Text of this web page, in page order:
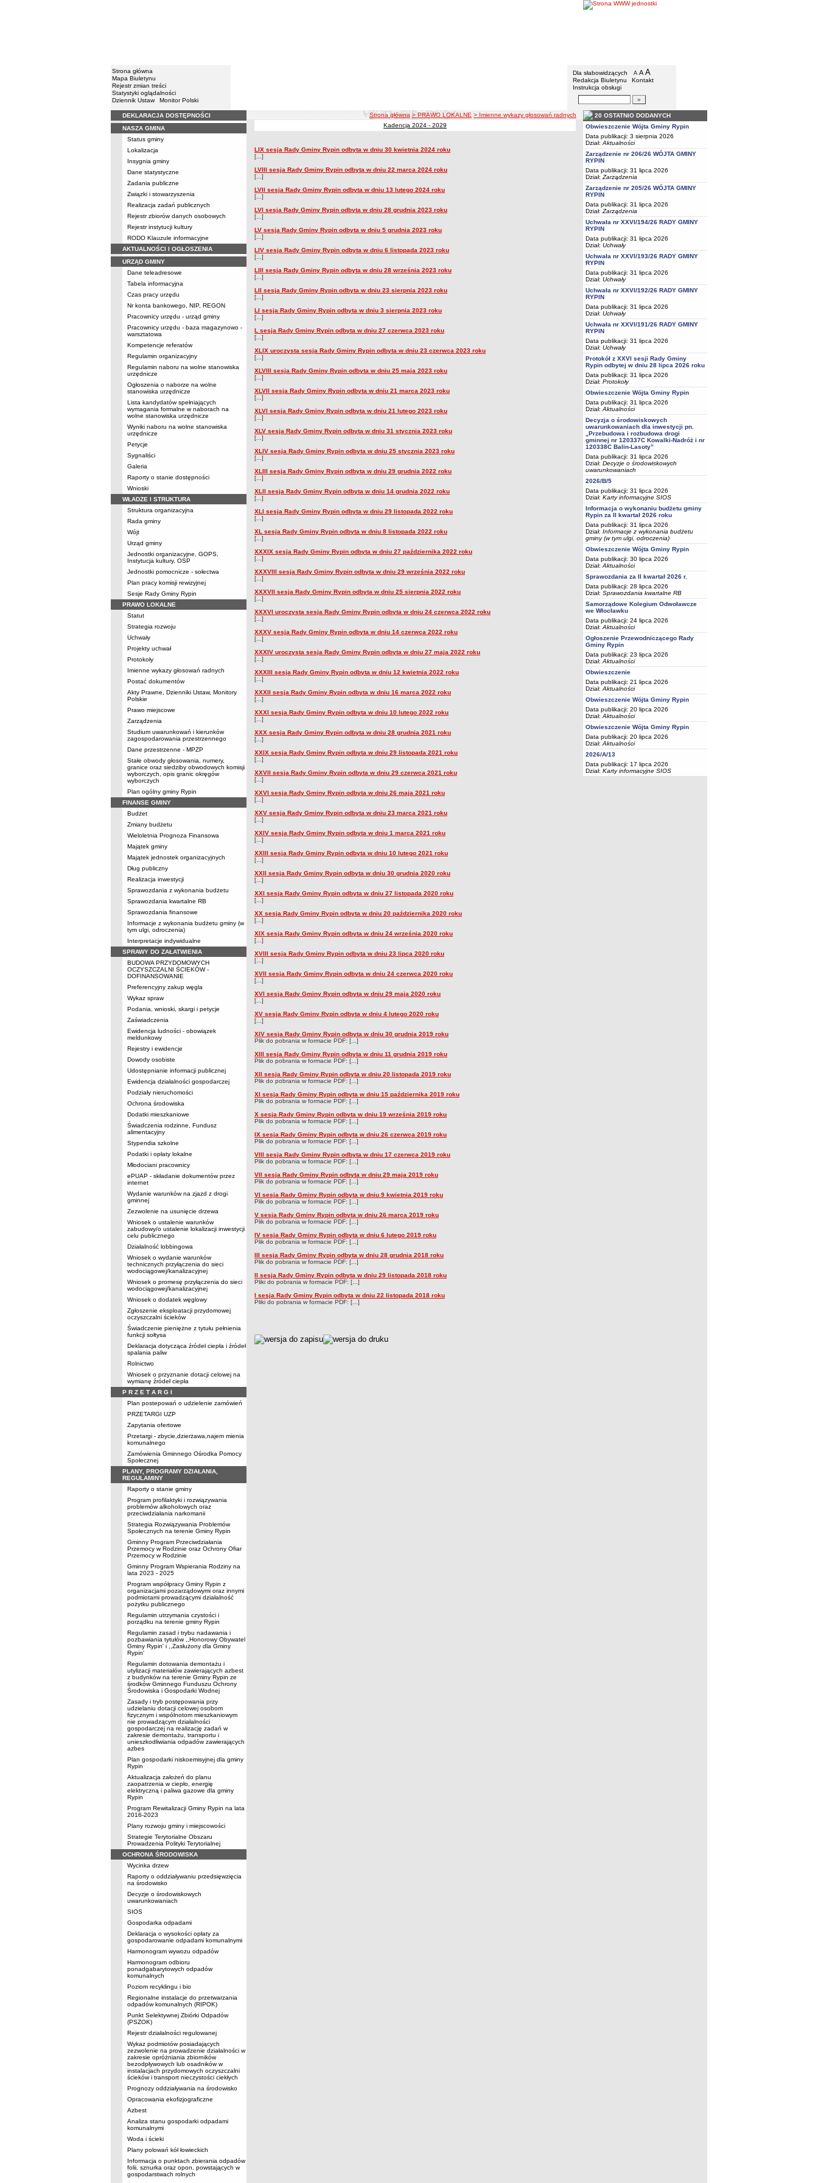
Strona główna
Mapa Biuletynu
Rejestr zmian treści
Statystyki oglądalności
Dziennik Ustaw
Monitor Polski
Gmina Rypin
Menu dodatkowe
Dla słabowidzących A pomniejsz czcionkę
A standardowy rozmiar czcionki
A
Redakcja Biuletynu
Kontakt
Instrukcja obsługi
Wyszukiwarka artykułów
Menu
DEKLARACJA DOSTĘPNOŚCI
NASZA GMINA
Status gminy
Lokalizacja
Insygnia gminy
Dane statystyczne
Zadania publiczne
Związki i stowarzyszenia
Realizacja zadań publicznych
Rejestr zbiorów danych osobowych
Rejestr instytucji kultury
RODO Klauzule informacyjne
AKTUALNOŚCI I OGŁOSZENIA
URZĄD GMINY
Dane teleadresowe
Tabela informacyjna
Czas pracy urzędu
Nr konta bankowego, NIP, REGON
Pracownicy urzędu - urząd gminy
Pracownicy urzędu - baza magazynowo -
warsztatowa
Kompetencje referatów
Regulamin organizacyjny
Regulamin naboru na wolne stanowiska
urzędnicze
Ogłoszenia o naborze na wolne
stanowiska urzędnicze
Lista kandydatów spełniających
wymagania formalne w naborach na
wolne stanowiska urzędnicze
Wyniki naboru na wolne stanowiska
urzędnicze
Petycje
Sygnaliści
Galeria
Raporty o stanie dostępności
Wnioski
WŁADZE I STRUKTURA
Struktura organizacyjna
Rada gminy
Wójt
Urząd gminy
Jednostki organizacyjne, GOPS,
Instytucja kultury, OSP
Jednostki pomocnicze - sołectwa
Plan pracy komisji rewizyjnej
Sesje Rady Gminy Rypin
PRAWO LOKALNE
Statut
Strategia rozwoju
Uchwały
Projekty uchwał
Protokoły
Imienne wykazy głosowań radnych
Postać dokumentów
Akty Prawne, Dzienniki Ustaw, Monitory
Polskie
Prawo miejscowe
Zarządzenia
Studium uwarunkowań i kierunków
zagospodarowania przestrzennego
Dane przestrzenne - MPZP
Stałe obwody głosowania, numery,
granice oraz siedziby obwodowych komisji
wyborczych, opis granic okręgów
wyborczych
Plan ogólny gminy Rypin
FINANSE GMINY
Budżet
Zmiany budżetu
Wieloletnia Prognoza Finansowa
Majątek gminy
Majątek jednostek organizacyjnych
Dług publiczny
Realizacja inwestycji
Sprawozdania z wykonania budżetu
Sprawozdania kwartalne RB
Sprawozdania finansowe
Informacje z wykonania budżetu gminy (w
tym ulgi, odroczenia)
Interpretacje indywidualne
SPRAWY DO ZAŁATWIENIA
BUDOWA PRZYDOMOWYCH
OCZYSZCZALNI ŚCIEKÓW -
DOFINANSOWANIE
Preferencyjny zakup węgla
Wykaz spraw
Podania, wnioski, skargi i petycje
Zaświadczenia
Ewidencja ludności - obowiązek
meldunkowy
Rejestry i ewidencje
Dowody osobiste
Udostępnianie informacji publicznej
Ewidencja działalności gospodarczej
Podziały nieruchomości
Ochrona środowiska
Dodatki mieszkaniowe
Świadczenia rodzinne, Fundusz
alimentacyjny
Stypendia szkolne
Podatki i opłaty lokalne
Młodociani pracownicy
ePUAP - składanie dokumentów przez
internet
Wydanie warunków na zjazd z drogi
gminnej
Zezwolenie na usunięcie drzewa
Wniosek o ustalenie warunków
zabudowy/o ustalenie lokalizacji inwestycji
celu publicznego
Działalność lobbingowa
Wniosek o wydanie warunków
technicznych przyłączenia do sieci
wodociągowej/kanalizacyjnej
Wniosek o promesę przyłączenia do sieci
wodociągowej/kanalizacyjnej
Wniosek o dodatek węglowy
Zgłoszenie eksploatacji przydomowej
oczyszczalni ścieków
Świadczenie pieniężne z tytułu pełnienia
funkcji sołtysa
Deklaracja dotycząca źródeł ciepła i źródeł
spalania paliw
Rolnictwo
Wniosek o przyznanie dotacji celowej na
wymianę źródeł ciepła
P R Z E T A R G I
Plan postepowań o udzielenie zamówień
PRZETARGI UZP
Zapytania ofertowe
Przetargi - zbycie,dzierżawa,najem mienia
komunalnego
Zamówienia Gminnego Ośrodka Pomocy
Społecznej
PLANY, PROGRAMY DZIAŁANIA,
REGULAMINY
Raporty o stanie gminy
Program profilaktyki i rozwiązywania
problemów alkoholowych oraz
przeciwdziałania narkomanii
Strategia Rozwiązywania Problemów
Społecznych na terenie Gminy Rypin
Gminny Program Przeciwdziałania
Przemocy w Rodzinie oraz Ochrony Ofiar
Przemocy w Rodzinie
Gminny Program Wspierania Rodziny na
lata 2023 - 2025
Program współpracy Gminy Rypin z
organizacjami pozarządowymi oraz innymi
podmiotami prowadzącymi działalność
pożytku publicznego
Regulamin utrzymania czystości i
porządku na terenie gminy Rypin
Regulamin zasad i trybu nadawania i
pozbawiania tytułów ,,Honorowy Obywatel
Gminy Rypin' i ,,Zasłużony dla Gminy
Rypin'
Regulamin dotowania demontażu i
utylizacji materiałów zawierających azbest
z budynków na terenie Gminy Rypin ze
środków Gminnego Funduszu Ochrony
Środowiska i Gospodarki Wodnej
Zasady i tryb postępowania przy
udzielaniu dotacji celowej osobom
fizycznym i wspólnotom mieszkaniowym
nie prowadzącym działalności
gospodarczej na realizację zadań w
zakresie demontażu, transportu i
unieszkodliwiania odpadów zawierających
azbes
Plan gospodarki niskoemisyjnej dla gminy
Rypin
Aktualizacja założeń do planu
zaopatrzenia w ciepło, energię
elektryczną i paliwa gazowe dla gminy
Rypin
Program Rewitalizacji Gminy Rypin na lata
2016-2023
Plany rozwoju gminy i miejscowości
Strategie Terytorialne Obszaru
Prowadzenia Polityki Terytorialnej
OCHRONA ŚRODOWISKA
Wycinka drzew
Raporty o oddziaływaniu przedsięwzięcia
na środowisko
Decyzje o środowiskowych
uwarunkowaniach
SIOS
Gospodarka odpadami
Deklaracja o wysokości opłaty za
gospodarowanie odpadami komunalnymi
Harmonogram wywozu odpadów
Harmonogram odbioru
ponadgabarytowych odpadów
komunalnych
Poziom recyklingu i bio
Regionalne instalacje do przetwarzania
odpadów komunalnych (RIPOK)
Punkt Selektywnej Zbiórki Odpadów
(PSZOK)
Rejestr działalności regulowanej
Wykaz podmiotów posiadających
zezwolenie na prowadzenie działalności w
zakresie opróżniania zbiorników
bezodpływowych lub osadników w
instalacjach przydomowych oczyszczalni
ścieków i transport nieczystości ciekłych
Prognozy oddziaływania na środowisko
Opracowania ekofizjograficzne
Azbest
Analiza stanu gospodarki odpadami
komunalnymi
Woda i ścieki
Plany polowań kół łowieckich
Informacja o punktach zbierania odpadów
folii, sznurka oraz opon, powstających w
gospodarstwach rolnych
ścieżka nawigacji
Strona główna > PRAWO LOKALNE > Imienne wykazy głosowań radnych
Kadencja 2024 - 2029
Imienne wykazy głosowań radnych
LIX sesja Rady Gminy Rypin odbyta w dniu 30 kwietnia 2024 roku
[...]
LVIII sesja Rady Gminy Rypin odbyta w dniu 22 marca 2024 roku
[...]
LVII sesja Rady Gminy Rypin odbyta w dniu 13 lutego 2024 roku
[...]
LVI sesja Rady Gminy Rypin odbyta w dniu 28 grudnia 2023 roku
[...]
LV sesja Rady Gminy Rypin odbyta w dniu 5 grudnia 2023 roku
[...]
LIV sesja Rady Gminy Rypin odbyta w dniu 6 listopada 2023 roku
[...]
LIII sesja Rady Gminy Rypin odbyta w dniu 28 września 2023 roku
[...]
LII sesja Rady Gminy Rypin odbyta w dniu 23 sierpnia 2023 roku
[...]
LI sesja Rady Gminy Rypin odbyta w dniu 3 sierpnia 2023 roku
[...]
L sesja Rady Gminy Rypin odbyta w dniu 27 czerwca 2023 roku
[...]
XLIX uroczysta sesja Rady Gminy Rypin odbyta w dniu 23 czerwca 2023 roku
[...]
XLVIII sesja Rady Gminy Rypin odbyta w dniu 25 maja 2023 roku
[...]
XLVII sesja Rady Gminy Rypin odbyta w dniu 21 marca 2023 roku
[...]
XLVI sesja Rady Gminy Rypin odbyta w dniu 21 lutego 2023 roku
[...]
XLV sesja Rady Gminy Rypin odbyta w dniu 31 stycznia 2023 roku
[...]
XLIV sesja Rady Gminy Rypin odbyta w dniu 25 stycznia 2023 roku
[...]
XLIII sesja Rady Gminy Rypin odbyta w dniu 29 grudnia 2022 roku
[...]
XLII sesja Rady Gminy Rypin odbyta w dniu 14 grudnia 2022 roku
[...]
XLI sesja Rady Gminy Rypin odbyta w dniu 29 listopada 2022 roku
[...]
XL sesja Rady Gminy Rypin odbyta w dniu 8 listopada 2022 roku
[...]
XXXIX sesja Rady Gminy Rypin odbyta w dniu 27 października 2022 roku
[...]
XXXVIII sesja Rady Gminy Rypin odbyta w dniu 29 września 2022 roku
[...]
XXXVII sesja Rady Gminy Rypin odbyta w dniu 25 sierpnia 2022 roku
[...]
XXXVI uroczysta sesja Rady Gminy Rypin odbyta w dniu 24 czerwca 2022 roku
[...]
XXXV sesja Rady Gminy Rypin odbyta w dniu 14 czerwca 2022 roku
[...]
XXXIV uroczysta sesja Rady Gminy Rypin odbyta w dniu 27 maja 2022 roku
[...]
XXXIII sesja Rady Gminy Rypin odbyta w dniu 12 kwietnia 2022 roku
[...]
XXXII sesja Rady Gminy Rypin odbyta w dniu 16 marca 2022 roku
[...]
XXXI sesja Rady Gminy Rypin odbyta w dniu 10 lutego 2022 roku
[...]
XXX sesja Rady Gminy Rypin odbyta w dniu 28 grudnia 2021 roku
[...]
XXIX sesja Rady Gminy Rypin odbyta w dniu 29 listopada 2021 roku
[...]
XXVII sesja Rady Gminy Rypin odbyta w dniu 29 czerwca 2021 roku
[...]
XXVI sesja Rady Gminy Rypin odbyta w dniu 26 maja 2021 roku
[...]
XXV sesja Rady Gminy Rypin odbyta w dniu 23 marca 2021 roku
[...]
XXIV sesja Rady Gminy Rypin odbyta w dniu 1 marca 2021 roku
[...]
XXIII sesja Rady Gminy Rypin odbyta w dniu 10 lutego 2021 roku
[...]
XXII sesja Rady Gminy Rypin odbyta w dniu 30 grudnia 2020 roku
[...]
XXI sesja Rady Gminy Rypin odbyta w dniu 27 listopada 2020 roku
[...]
XX sesja Rady Gminy Rypin odbyta w dniu 20 października 2020 roku
[...]
XIX sesja Rady Gminy Rypin odbyta w dniu 24 września 2020 roku
[...]
XVIII sesja Rady Gminy Rypin odbyta w dniu 23 lipca 2020 roku
[...]
XVII sesja Rady Gminy Rypin odbyta w dniu 24 czerwca 2020 roku
[...]
XVI sesja Rady Gminy Rypin odbyta w dniu 29 maja 2020 roku
[...]
XV sesja Rady Gminy Rypin odbyta w dniu 4 lutego 2020 roku
[...]
XIV sesja Rady Gminy Rypin odbyta w dniu 30 grudnia 2019 roku
Plik do pobrania w formacie PDF: [...]
XIII sesja Rady Gminy Rypin odbyta w dniu 11 grudnia 2019 roku
Plik do pobrania w formacie PDF: [...]
XII sesja Rady Gminy Rypin odbyta w dniu 20 listopada 2019 roku
Plik do pobrania w formacie PDF: [...]
XI sesja Rady Gminy Rypin odbyta w dniu 15 października 2019 roku
Plik do pobrania w formacie PDF: [...]
X sesja Rady Gminy Rypin odbyta w dniu 19 września 2019 roku
Plik do pobrania w formacie PDF: [...]
IX sesja Rady Gminy Rypin odbyta w dniu 26 czerwca 2019 roku
Plik do pobrania w formacie PDF: [...]
VIII sesja Rady Gminy Rypin odbyta w dniu 17 czerwca 2019 roku
Plik do pobrania w formacie PDF: [...]
VII sesja Rady Gminy Rypin odbyta w dniu 29 maja 2019 roku
Plik do pobrania w formacie PDF: [...]
VI sesja Rady Gminy Rypin odbyta w dniu 9 kwietnia 2019 roku
Plik do pobrania w formacie PDF: [...]
V sesja Rady Gminy Rypin odbyta w dniu 26 marca 2019 roku
Plik do pobrania w formacie PDF: [...]
IV sesja Rady Gminy Rypin odbyta w dniu 6 lutego 2019 roku
Plik do pobrania w formacie PDF: [...]
III sesja Rady Gminy Rypin odbyta w dniu 28 grudnia 2018 roku
Plik do pobrania w formacie PDF: [...]
II sesja Rady Gminy Rypin odbyta w dniu 29 listopada 2018 roku
Pliki do pobrania w formacie PDF: [...]
I sesja Rady Gminy Rypin odbyta w dniu 22 listopada 2018 roku
Pliki do pobrania w formacie PDF: [...]
metryczka
20 OSTATNIO DODANYCH
Obwieszczenie Wójta Gminy Rypin
Data publikacji: 3 sierpnia 2026
Dział: Aktualności
Zarządzenie nr 206/26 WÓJTA GMINY
RYPIN
Data publikacji: 31 lipca 2026
Dział: Zarządzenia
Zarządzenie nr 205/26 WÓJTA GMINY
RYPIN
Data publikacji: 31 lipca 2026
Dział: Zarządzenia
Uchwała nr XXVI/194/26 RADY GMINY
RYPIN
Data publikacji: 31 lipca 2026
Dział: Uchwały
Uchwała nr XXVI/193/26 RADY GMINY
RYPIN
Data publikacji: 31 lipca 2026
Dział: Uchwały
Uchwała nr XXVI/192/26 RADY GMINY
RYPIN
Data publikacji: 31 lipca 2026
Dział: Uchwały
Uchwała nr XXVI/191/26 RADY GMINY
RYPIN
Data publikacji: 31 lipca 2026
Dział: Uchwały
Protokół z XXVI sesji Rady Gminy
Rypin odbytej w dniu 28 lipca 2026 roku
Data publikacji: 31 lipca 2026
Dział: Protokoły
Obwieszczenie Wójta Gminy Rypin
Data publikacji: 31 lipca 2026
Dział: Aktualności
Decyzja o środowiskowych
uwarunkowaniach dla inwestycji pn.
„Przebudowa i rozbudowa drogi
gminnej nr 120337C Kowalki-Nadróż i nr
120338C Balin-Lasoty”
Data publikacji: 31 lipca 2026
Dział: Decyzje o środowiskowych
uwarunkowaniach
2026/B/5
Data publikacji: 31 lipca 2026
Dział: Karty informacyjne SIOS
Informacja o wykonaniu budżetu gminy
Rypin za II kwartał 2026 roku
Data publikacji: 31 lipca 2026
Dział: Informacje z wykonania budżetu
gminy (w tym ulgi, odroczenia)
Obwieszczenie Wójta Gminy Rypin
Data publikacji: 30 lipca 2026
Dział: Aktualności
Sprawozdania za II kwartał 2026 r.
Data publikacji: 28 lipca 2026
Dział: Sprawozdania kwartalne RB
Samorządowe Kolegium Odwoławcze
we Włocławku
Data publikacji: 24 lipca 2026
Dział: Aktualności
Ogłoszenie Przewodniczącego Rady
Gminy Rypin
Data publikacji: 23 lipca 2026
Dział: Aktualności
Obwieszczenie
Data publikacji: 21 lipca 2026
Dział: Aktualności
Obwieszczenie Wójta Gminy Rypin
Data publikacji: 20 lipca 2026
Dział: Aktualności
Obwieszczenie Wójta Gminy Rypin
Data publikacji: 20 lipca 2026
Dział: Aktualności
2026/A/13
Data publikacji: 17 lipca 2026
Dział: Karty informacyjne SIOS